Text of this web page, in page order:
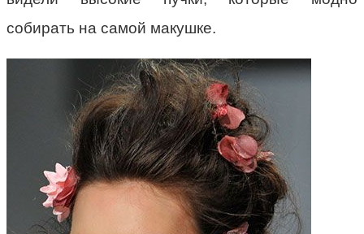
собирать на самой макушке.